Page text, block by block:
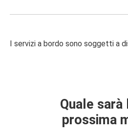
I servizi a bordo sono soggetti a
Quale sarà
prossima